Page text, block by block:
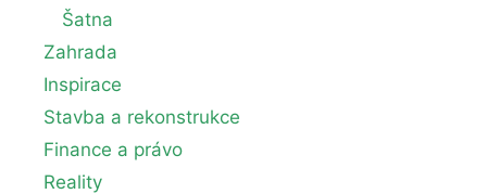
Šatna
Zahrada
Inspirace
Stavba a rekonstrukce
Finance a právo
Reality